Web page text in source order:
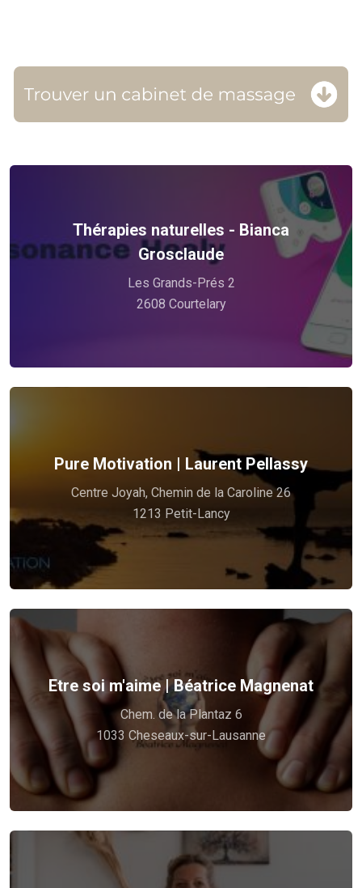
Thérapies naturelles - Bianca
Grosclaude
Les Grands-Prés 2
2608 Courtelary
Prendre soin de vous est ma priorité!
Voir plus
Pure Motivation | Laurent Pellassy
Centre Joyah, Chemin de la Caroline 26
1213 Petit-Lancy
Yoga, Soins, Coaching sportif, Santé, Plongée,
Apnée : Respirez, bougez, plongez… et laissez la
magie opérer.
Voir plus
Etre soi m'aime | Béatrice Magnenat
Chem. de la Plantaz 6
1033 Cheseaux-sur-Lausanne
Massages, Ventouses & Déblocages musculaires :
Votre corps parle, je l’écoute.
Voir plus